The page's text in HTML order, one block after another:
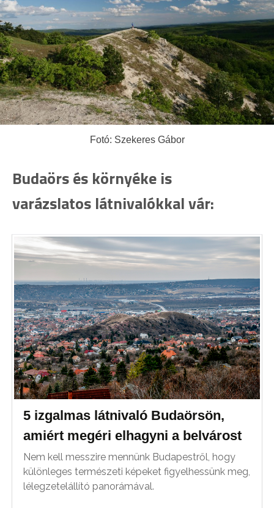
Fotó: Szekeres Gábor
Budaörs és környéke is
varázslatos látnivalókkal vár:
5 izgalmas látnivaló Budaörsön,
amiért megéri elhagyni a belvárost
Nem kell messzire mennünk Budapestről, hogy
különleges természeti képeket figyelhessünk meg,
lélegzetelállító panorámával.